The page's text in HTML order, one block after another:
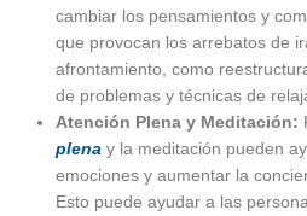
cambiar los pensamientos y
que provocan los arrebatos de
afrontamiento, como
de problemas y técnicas de
Atención Plena y Meditación:
plena y la meditación pueden
emociones y aumentar la
Esto puede ayudar a las